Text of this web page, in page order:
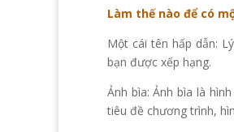
Làm thế nào để có
Một cái tên hấp dẫn:
bạn được xếp hạng.
Ảnh bìa: Ảnh bìa là
tiêu đề chương trình,